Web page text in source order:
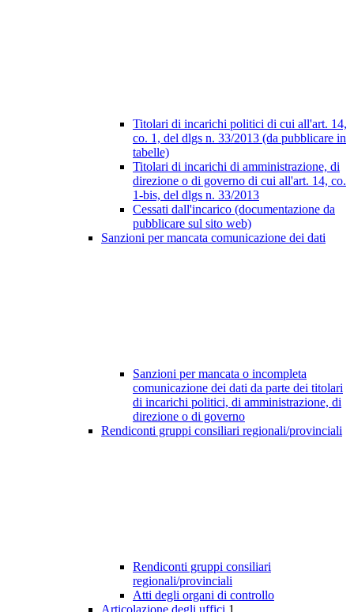
Titolari di incarichi politici di cui all'art. 14,
co. 1, del dlgs n. 33/2013 (da pubblicare in
tabelle)
Titolari di incarichi di amministrazione, di
direzione o di governo di cui all'art. 14, co.
1-bis, del dlgs n. 33/2013
Cessati dall'incarico (documentazione da
pubblicare sul sito web)
Sanzioni per mancata comunicazione dei dati
Sanzioni per mancata o incompleta
comunicazione dei dati da parte dei titolari
di incarichi politici, di amministrazione, di
direzione o di governo
Rendiconti gruppi consiliari regionali/provinciali
Rendiconti gruppi consiliari
regionali/provinciali
Atti degli organi di controllo